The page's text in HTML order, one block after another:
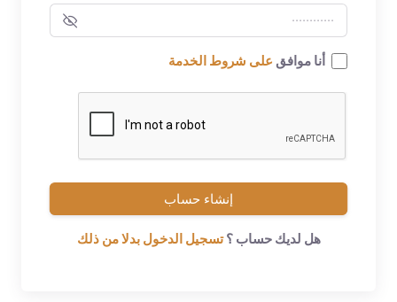
أنا موافق على شروط الخدمة
إنشاء حساب
هل لديك حساب ؟ تسجيل الدخول بدلا من ذلك